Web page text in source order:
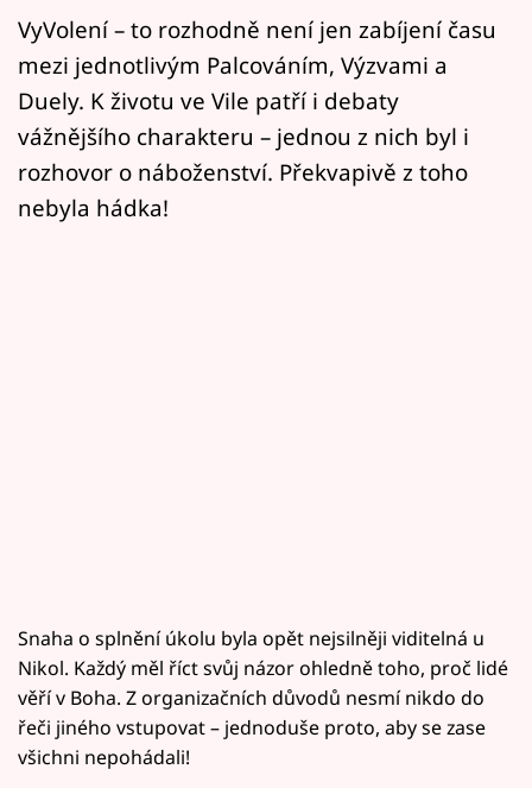
Mámy sobě
Přihlášení
Sledujte nás
VyVolení – to rozhodně není jen zabíjení času
mezi jednotlivým Palcováním, Výzvami a
Duely. K životu ve Vile patří i debaty
vážnějšího charakteru – jednou z nich byl i
rozhovor o náboženství. Překvapivě z toho
nebyla hádka!
Snaha o splnění úkolu byla opět nejsilněji viditelná u
Nikol. Každý měl říct svůj názor ohledně toho, proč lidé
věří v Boha. Z organizačních důvodů nesmí nikdo do
řeči jiného vstupovat – jednoduše proto, aby se zase
všichni nepohádali!